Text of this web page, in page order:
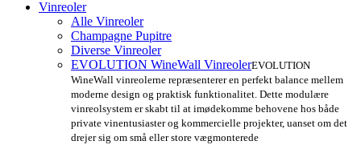
Vinreoler
Alle Vinreoler
Champagne Pupitre
Diverse Vinreoler
EVOLUTION WineWall VinreolerEVOLUTION
WineWall vinreolerne repræsenterer en perfekt balance mellem
moderne design og praktisk funktionalitet. Dette modulære
vinreolsystem er skabt til at imødekomme behovene hos både
private vinentusiaster og kommercielle projekter, uanset om det
drejer sig om små eller store vægmonterede